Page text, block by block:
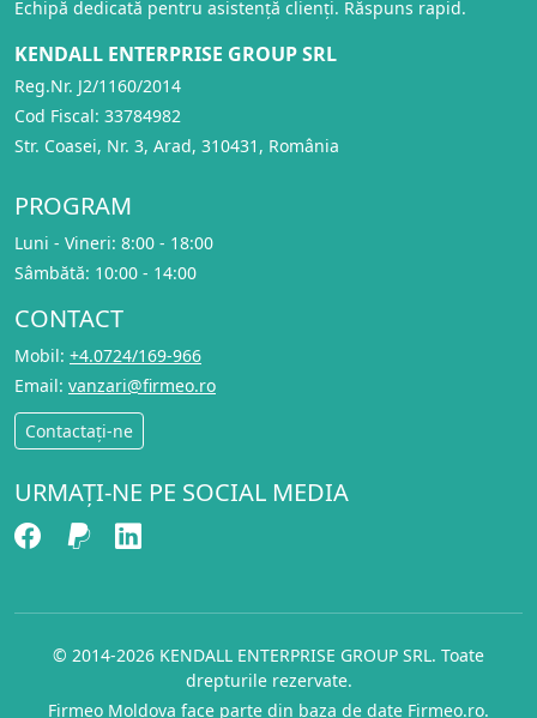
Echipă dedicată pentru asistență clienți. Răspuns rapid.
KENDALL ENTERPRISE GROUP SRL
Reg.Nr. J2/1160/2014
Cod Fiscal: 33784982
Str. Coasei, Nr. 3, Arad, 310431, România
PROGRAM
Luni - Vineri: 8:00 - 18:00
Sâmbătă: 10:00 - 14:00
CONTACT
Mobil: +4.0724/169-966
Email: vanzari@firmeo.ro
Contactați-ne
URMAȚI-NE PE SOCIAL MEDIA
© 2014-2026 KENDALL ENTERPRISE GROUP SRL. Toate
drepturile rezervate.
Firmeo Moldova face parte din baza de date Firmeo.ro.